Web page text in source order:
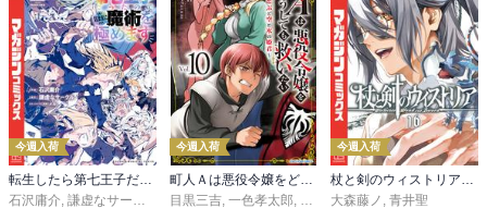
今週入荷
転生したら第七王子だったので、気ままに魔術を極めます（２４）
石沢庸介, 謙虚なサークル メル。
今週入荷
町人Ａは悪役令嬢をどうしても救いたい ～どぶと空と氷の姫君～１０【電子書店共通特典イラスト付】
目黒三吉, 一色孝太郎, Parum
今週入荷
杖と剣のウィストリア（１６）
大森藤ノ , 青井聖